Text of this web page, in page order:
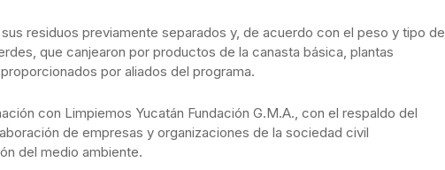
residuos previamente separados y, de acuerdo con el peso y tipo de
que canjearon por productos de la canasta básica, plantas
por aliados del programa.
con Limpiemos Yucatán Fundación G.M.A., con el respaldo del
de empresas y organizaciones de la sociedad civil
del medio ambiente.